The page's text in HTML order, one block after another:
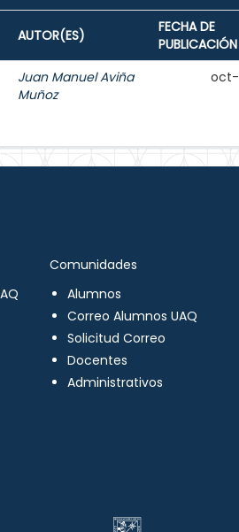
AUTOR(ES)
FECHA DE
PUBLICACIÓN
Juan Manuel Aviña
Muñoz
oct-
Comunidades
Alumnos
Correo Alumnos UAQ
Solicitud Correo
Docentes
Administrativos